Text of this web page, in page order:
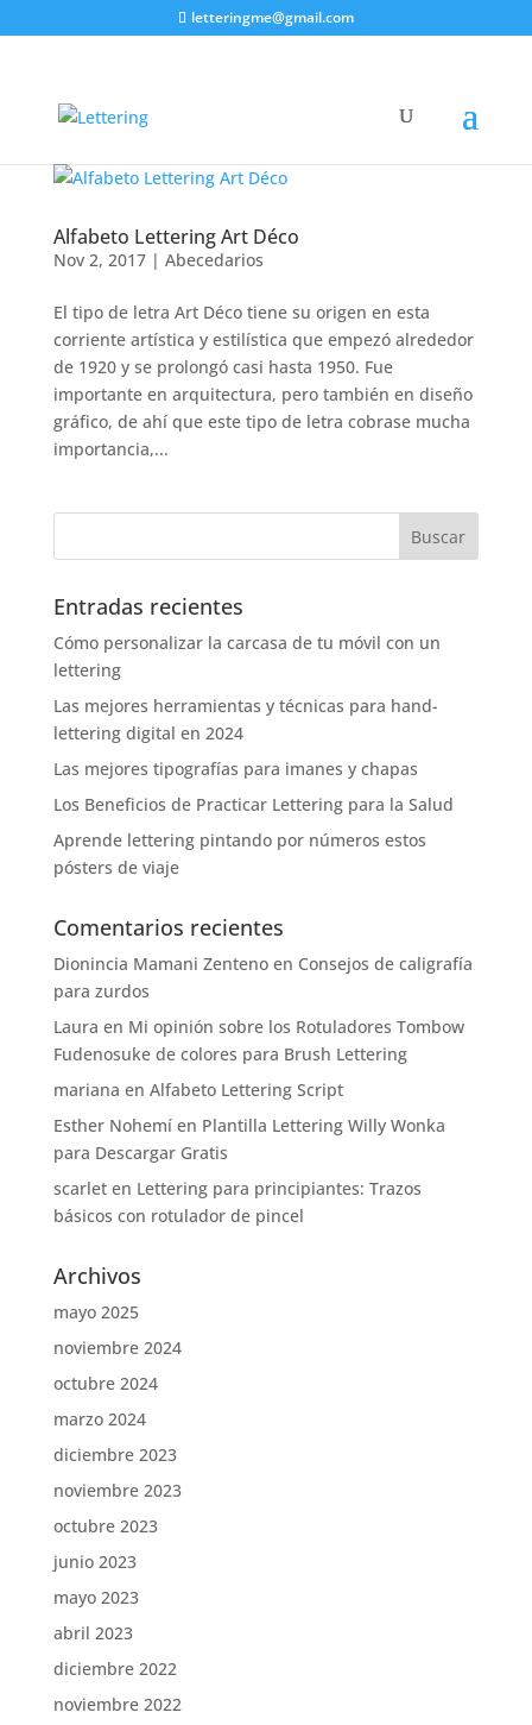
letteringme@gmail.com
Alfabeto Lettering Art Déco
Nov 2, 2017| Abecedarios
El tipo de letra Art Déco tiene su origen en esta
corriente artística y estilística que empezó alrededor
de 1920 y se prolongó casi hasta 1950. Fue
importante en arquitectura, pero también en diseño
gráfico, de ahí que este tipo de letra cobrase mucha
importancia,...
Entradas recientes
Cómo personalizar la carcasa de tu móvil con un
lettering
Las mejores herramientas y técnicas para hand-
lettering digital en 2024
Las mejores tipografías para imanes y chapas
Los Beneficios de Practicar Lettering para la Salud
Aprende lettering pintando por números estos
pósters de viaje
Comentarios recientes
Dionincia Mamani Zentenoen Consejos de caligrafía
para zurdos
Laura en Mi opinión sobre los Rotuladores Tombow
Fudenosuke de colores para Brush Lettering
mariana en Alfabeto Lettering Script
Esther Nohemíen Plantilla Lettering Willy Wonka
para Descargar Gratis
scarleten Lettering para principiantes: Trazos
básicos con rotulador de pincel
Archivos
mayo 2025
noviembre 2024
octubre 2024
marzo 2024
diciembre 2023
noviembre 2023
octubre 2023
junio 2023
mayo 2023
abril 2023
diciembre 2022
noviembre 2022